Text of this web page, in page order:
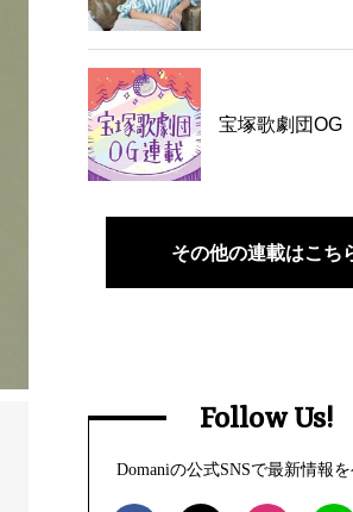
宝塚歌劇団OG
その他の連載はこち
Follow Us!
Domaniの公式SNSで最新情報を